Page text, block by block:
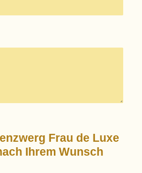
Frau de Luxe
Ihrem Wunsch